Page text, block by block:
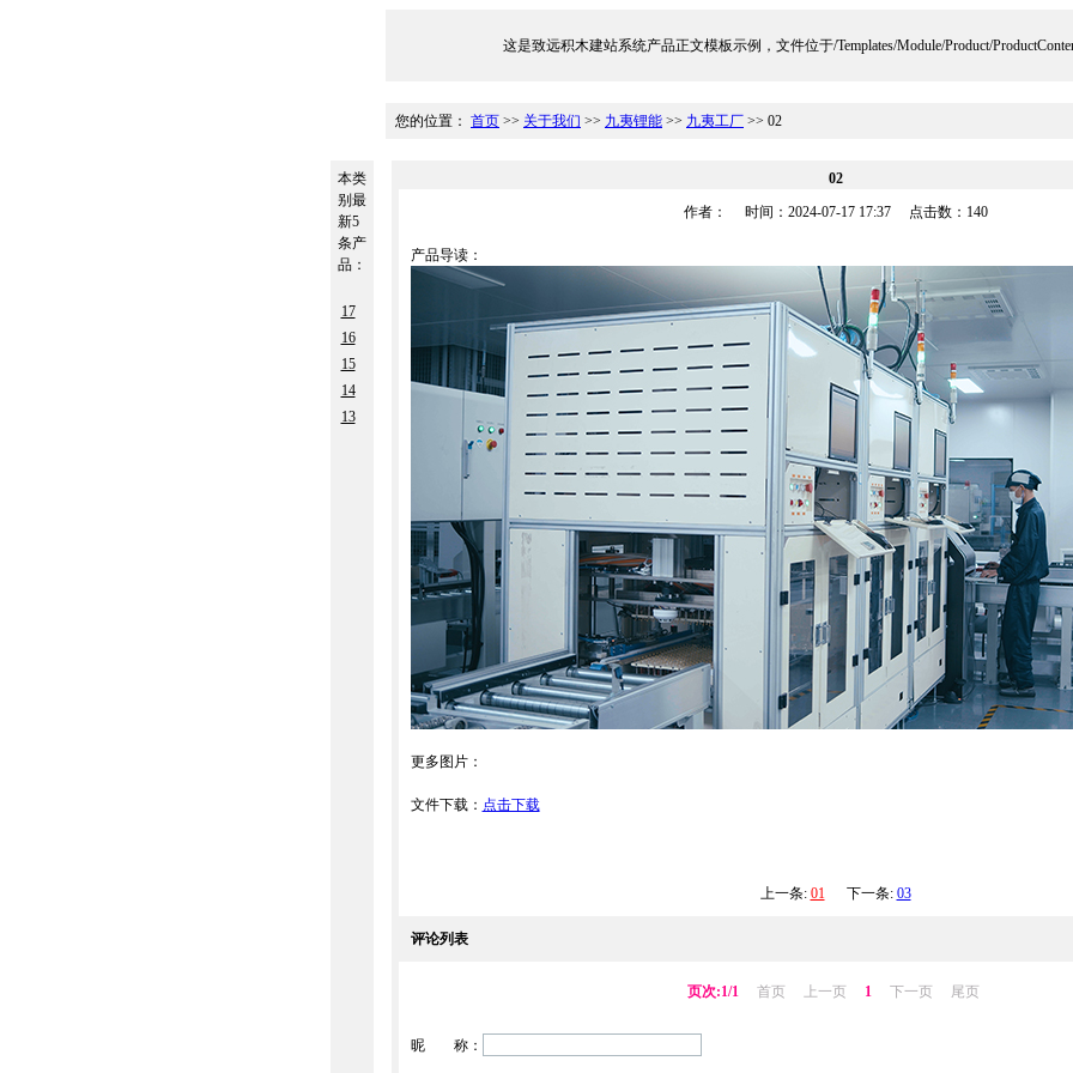
这是致远积木建站系统产品正文模板示例，文件位于/Templates/Module/Product/
您的位置： 首页 >> 关于我们 >> 九夷锂能 >> 九夷工厂 >> 02
本类
别最
新5
条产
品：
17
16
15
14
13
02
作者： 时间：2024-07-17 17:37 点击数： 140
产品导读：
更多图片：
文件下载： 点击下载
上一条: 01下一条: 03
评论列表
页次:1/1 首页 上一页 1 下一页 尾页
昵 称：